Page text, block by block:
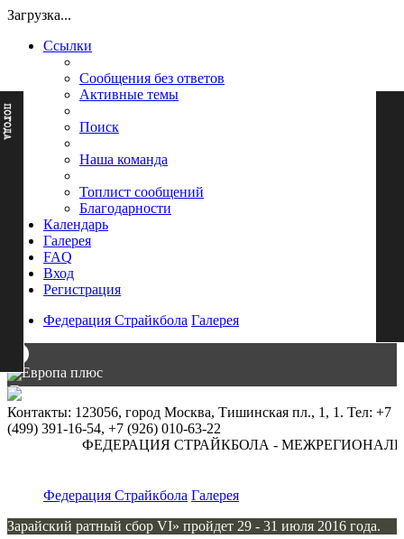
Загрузка...
Ссылки
Сообщения без ответов
Активные темы
Поиск
Наша команда
Топлист сообщений
Благодарности
Календарь
Галерея
FAQ
Вход
Регистрация
Федерация Страйкбола Галерея
Европа плюс
▼
Контакты: 123056, город Москва, Тишинская пл., 1, 1. Тел: +7
(499) 391-16-54, +7 (926) 010-63-22
ФЕДЕРАЦИЯ СТРАЙКБОЛА -
Федерация Страйкбола Галерея
Зарайский ратный сбор VI» пройдет 29 - 31 июля 2016 года.